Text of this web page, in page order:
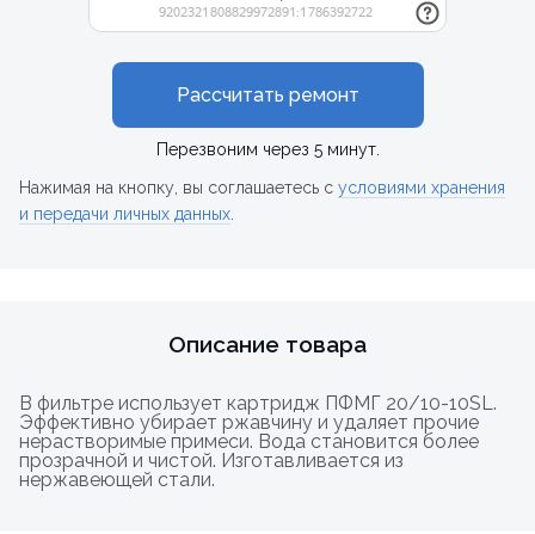
Рассчитать ремонт
Перезвоним через 5 минут.
Нажимая на кнопку, вы соглашаетесь с условиями хранения
и передачи личных данных
Описание товара
В фильтре использует картридж ПФМГ 20/10-10SL.
Эффективно убирает ржавчину и удаляет прочие
нерастворимые примеси. Вода становится более
прозрачной и чистой. Изготавливается из
нержавеющей стали.